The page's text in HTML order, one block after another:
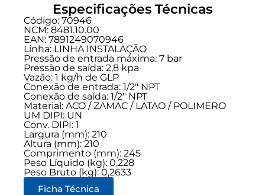
Especificações Técnicas
Código: 70946
NCM: 8481.10.00
EAN: 7891249070946
Linha: LINHA INSTALAÇÃO
Pressão de entrada máxima: 7 bar
Pressão de saída: 2,8 kpa
Vazão: 1 kg/h de GLP
Conexão de entrada: 1/2" NPT
Conexão de saída: 1/2" NPT
Material: ACO / ZAMAC / LATAO / POLIMERO
UM DIPI: UN
Conv. DIPI: 1
Largura (mm): 210
Altura (mm): 210
Comprimento (mm): 245
Peso Líquido (kg): 0,228
Peso Bruto (kg): 0,2633
Ficha Técnica